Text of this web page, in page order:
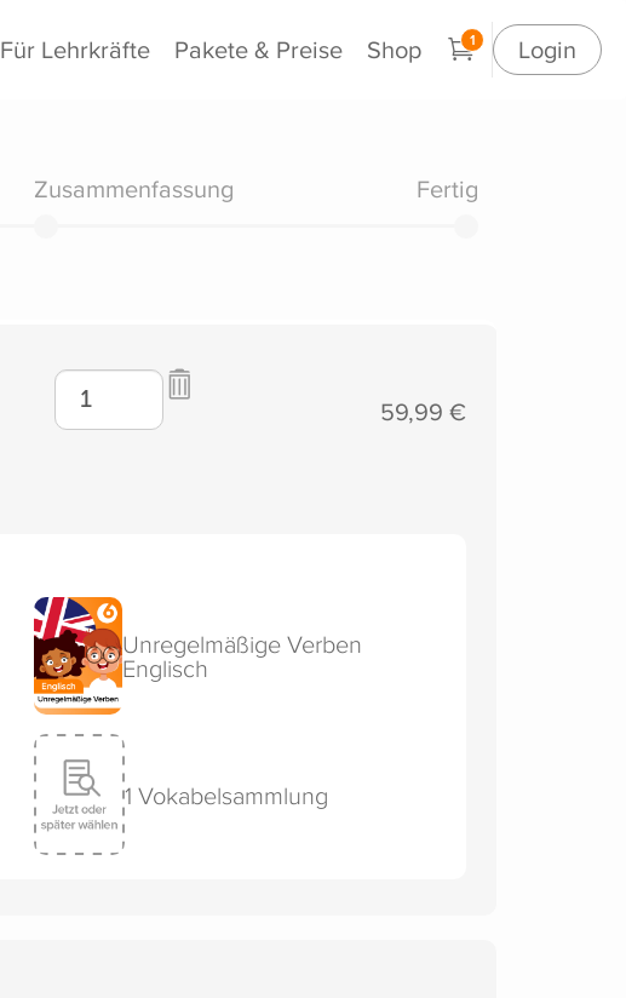
Für Lehrkräfte Pakete & Preise Shop 1 Login
Zusammenfassung Fertig
59,99 €
Unregelmäßige Verben
Englisch
1 Vokabelsammlung